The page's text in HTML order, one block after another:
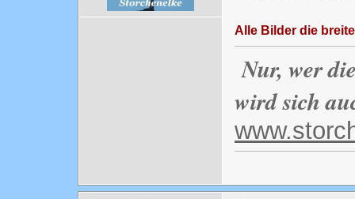
Alle Bilder die
Nur, wer
wird sich